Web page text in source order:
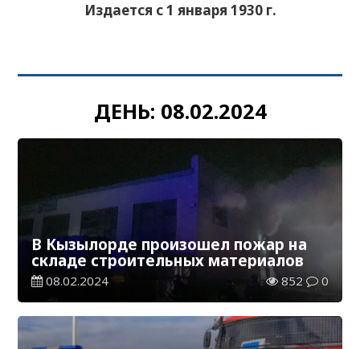
Издается с 1 января 1930 г.
ДЕНЬ: 08.02.2024
В Кызылорде произошел пожар на
складе строительных материалов
08.02.2024 852 0